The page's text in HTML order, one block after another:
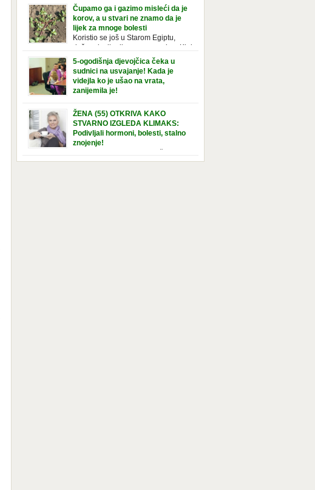
korake. To je mnoge nasmijalo. Ovaj video je baš
neobičan. Ne viđamo baš često ovakve korake
kod novorođenih beba. Video je snimila babica,
pregledalo ga je preko 80 miliona ljudi. Ove
babice su ostale u čudu nakon što su vidjeli kako
Čupamo ga i gazimo misleći da je
korov, a u stvari ne znamo da je
lijek za mnoge bolesti
Koristio se još u Starom Egiptu,
duže od milenijuma se uzgaja u Kini
i Indiji, Francuzi od njega prave različita
tradicionalna jela i čorbe… Jedino mi gazimo po
njemu, čupamo ga i bacamo kao korov! Tušt je
jednogodišnji, ali vrlo uporan “korov” koji, ka­da
nam se jednom nastani u bašti ili dvorištu, teško
5-ogodišnja djevojčica čeka u
sudnici na usvajanje! Kada je
videjla ko je ušao na vrata,
zanijemila je!
zbrinuta u hraniteljskoj porodici. Sada, u svojoj 5.
godini, dočekala je momenat usvajanja, kada će
dobiti novu, stalnu porodicu. Ovaj dan je bio
veoma poseban za djevojčicu i njenu novu
porodicu, ali je uskoro postao još čarobniji,
ŽENA (55) OTKRIVA KAKO
STVARNO IZGLEDA KLIMAKS:
Podivljali hormoni, bolesti, stalno
znojenje!
“Bila sam slomljena, naslušala sam
se o tome da ću uskoro izgledati kao da imam